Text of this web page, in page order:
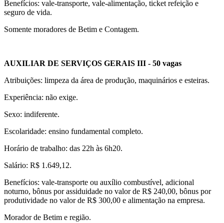
Benefícios: vale-transporte, vale-alimentação, ticket refeição e
seguro de vida.
Somente moradores de Betim e Contagem.
AUXILIAR DE SERVIÇOS GERAIS III - 50 vagas
Atribuições: limpeza da área de produção, maquinários e esteiras.
Experiência: não exige.
Sexo: indiferente.
Escolaridade: ensino fundamental completo.
Horário de trabalho: das 22h às 6h20.
Salário: R$ 1.649,12.
Benefícios: vale-transporte ou auxílio combustível, adicional
noturno, bônus por assiduidade no valor de R$ 240,00, bônus por
produtividade no valor de R$ 300,00 e alimentação na empresa.
Morador de Betim e região.